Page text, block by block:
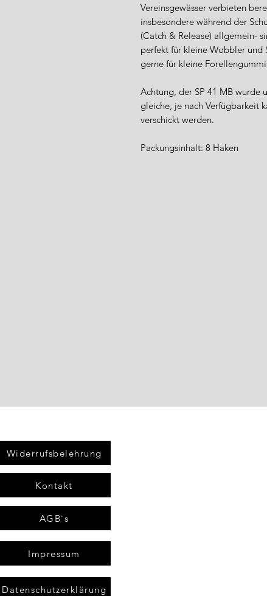
Vereinsgewässer verbieten
insbesondere während der
(Catch & Release) allgemein-
perfekt für kleine Wobbler und
gerne für kleine
Achtung, der SP 41 MB wurde
gleiche, je nach Verfügbarkeit
verschickt werden.
Packungsinhalt: 8 Haken
Widerrufsbelehrung
Kontakt
AGB`s
Impressum
Datenschutzerklärung